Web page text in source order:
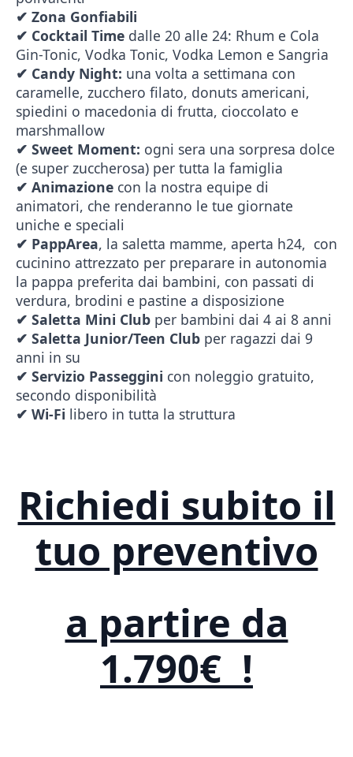
✔ Zona Gonfiabili
✔ Cocktail Time dalle 20 alle 24: Rhum e Cola
Gin-Tonic, Vodka Tonic, Vodka Lemon e Sangria
✔ Candy Night: una volta a settimana con
caramelle, zucchero filato, donuts americani,
spiedini o macedonia di frutta, cioccolato e
marshmallow
✔ Sweet Moment: ogni sera una sorpresa dolce
(e super zuccherosa) per tutta la famiglia
✔ Animazione con la nostra equipe di
animatori, che renderanno le tue giornate
uniche e speciali
✔ PappArea, la saletta mamme, aperta h24, con
cucinino attrezzato per preparare in autonomia
la pappa preferita dai bambini, con passati di
verdura, brodini e pastine a disposizione
✔ Saletta Mini Club per bambini dai 4 ai 8 anni
✔ Saletta Junior/Teen Club per ragazzi dai 9
anni in su
✔ Servizio Passeggini con noleggio gratuito,
secondo disponibilità
✔ Wi-Fi libero in tutta la struttura
Richiedi subito il
tuo preventivo
a partire da
1.790€ !